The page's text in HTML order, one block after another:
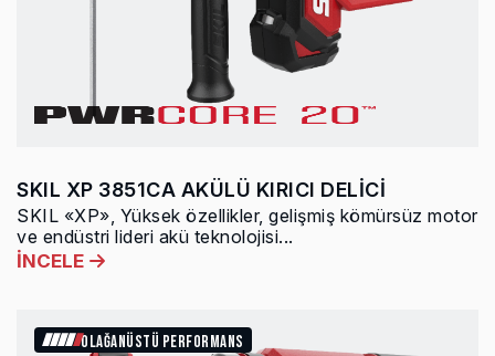
SKIL XP 3851CA AKÜLÜ KIRICI DELİCİ
SKIL «XP», Yüksek özellikler, gelişmiş kömürsüz motor
ve endüstri lideri akü teknolojisi...
İNCELE
OLAĞANÜSTÜ PERFORMANS